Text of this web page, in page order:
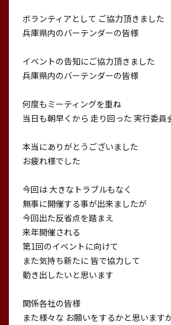
ボランティアとして ご協力頂きました
兵庫県内のバーテンダーの皆様
イベントの告知にご協力頂きました
兵庫県内のバーテンダーの皆様
何度もミーティングを重ね
当日も朝早くから 走り回った 実行委員
本当にありがとうございました
お疲れ様でした
今回は 大きなトラブルもなく
無事に開催する事が出来ましたが
今回出た反省点を踏まえ
来年開催される
第1回のイベントに向けて
また気持ち新たに 皆で協力して
動き出したいと思います
関係各社の皆様
また様々な お願いをするかと思います